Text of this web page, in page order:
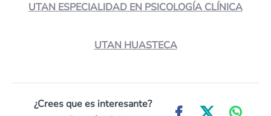
UTAN ESPECIALIDAD EN PSICOLOGÍA CLÍNICA
UTAN HUASTECA
¿Crees que es interesante?